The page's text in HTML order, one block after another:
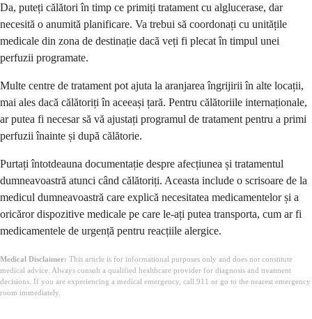
Da, puteți călători în timp ce primiți tratament cu alglucerase, dar
necesită o anumită planificare. Va trebui să coordonați cu unitățile
medicale din zona de destinație dacă veți fi plecat în timpul unei
perfuzii programate.
Multe centre de tratament pot ajuta la aranjarea îngrijirii în alte locații,
mai ales dacă călătoriți în aceeași țară. Pentru călătoriile internaționale,
ar putea fi necesar să vă ajustați programul de tratament pentru a primi
perfuzii înainte și după călătorie.
Purtați întotdeauna documentație despre afecțiunea și tratamentul
dumneavoastră atunci când călătoriți. Aceasta include o scrisoare de la
medicul dumneavoastră care explică necesitatea medicamentelor și a
oricăror dispozitive medicale pe care le-ați putea transporta, cum ar fi
medicamentele de urgență pentru reacțiile alergice.
Medical Disclaimer: This article is for informational purposes only and does not constitute
medical advice. Always consult a qualified healthcare provider for diagnosis and treatment
decisions. If you are experiencing a medical emergency, call 911 or go to the nearest emergency
room immediately.